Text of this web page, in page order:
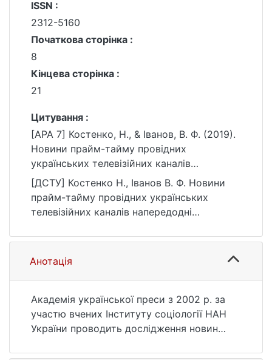
ISSN :
2312-5160
Початкова сторінка :
8
Кінцева сторінка :
21
Цитування :
[APA 7] Костенко, Н., & Іванов, В. Ф. (2019).
Новини прайм-тайму провідних
українських телевізійних каналів
напередодні президентських виборів:
результати моніторингу новин – березень
2019 р. Актуальні питання масової
https://doi.org/10.17721/2312-
[ДСТУ] Костенко Н., Іванов В. Ф. Новини
прайм-тайму провідних українських
телевізійних каналів напередодні
моніторингу новин – березень 2019 р.
Актуальні питання масової комунікації.
2019. № 25. С. 8—21. DOI: 10.17721/2312-
26.07.2026).
Анотація
Академія української преси з 2002 р. за
участю вчених Інституту соціології НАН
України проводить дослідження новин
телеканалів. Моніторинг проводиться